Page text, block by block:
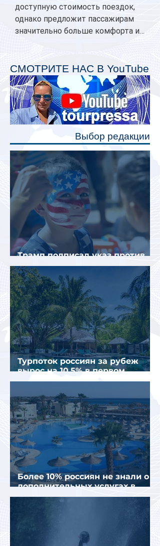
доступную стоимость поездок,
однако предложит пассажирам
значительно больше комфорта и
планируется начать в 2027 году.
Одним из главных нововведений
станут индивидуальные шторки у
каждого спального места. Они
позволят пассажирам закрыть свою
полку во время сна или отдыха,
СМОТРИТЕ НАС В YouTube
Выбор редакции
Трамп подписал указ против
«родильного туризма» в США
Турпоток россиян за рубеж
вырос на 10,5% в первом
полугодии 2026 года
Более 10% россиян не знали о
дополнительных услугах в
отелях